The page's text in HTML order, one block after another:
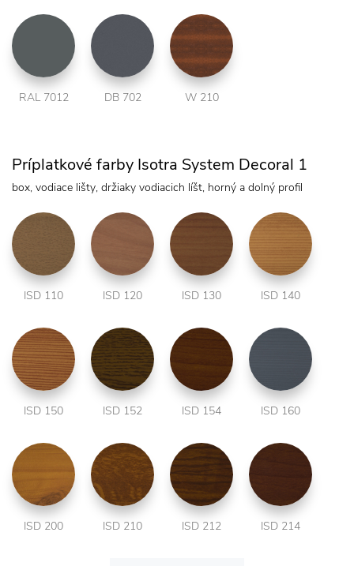
RAL 7012 DB 702 W 210
Príplatkové farby Isotra System Decoral 1
box, vodiace lišty, držiaky vodiacich líšt, horný a dolný profil
ISD 110 ISD 120 ISD 130 ISD 140
ISD 150 ISD 152 ISD 154 ISD 160
ISD 200 ISD 210 ISD 212 ISD 214